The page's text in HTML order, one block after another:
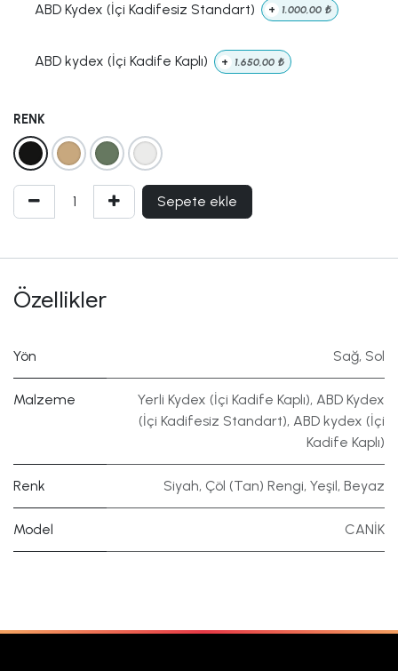
ABD Kydex (İçi Kadifesiz Standart) + 1.000,00 ₺
ABD kydex (İçi Kadife Kaplı) + 1.650,00 ₺
RENK
Sepete ekle
Özellikler
Yön Sağ, Sol
Malzeme Yerli Kydex (İçi Kadife Kaplı), ABD Kydex
(İçi Kadifesiz Standart), ABD kydex (İçi
Kadife Kaplı)
Renk Siyah, Çöl (Tan) Rengi, Yeşil, Beyaz
Model CANİK